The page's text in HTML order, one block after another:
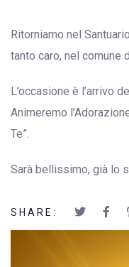
Ritorniamo nel
tanto caro, nel comune
L’occasione è l’arrivo
Animeremo
Te”.
Sarà bellissimo, già lo
SHARE: